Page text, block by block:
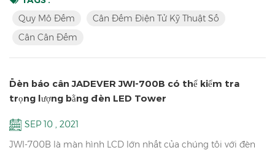
liệu trọng lượng tới PC EXCEL bằng phím U Bluetooth. Đặc
năng ACAI dẫn đến số lượng mảnh chính xác hơn bằng cách
tăng tr...
Quy Mô Đếm
Cân Đếm Điện Tử Kỹ Thuật Số
Cân Cân Đếm
Đèn báo cân JADEVER JWI-700B có thể kiểm tra
trọng lượng bằng đèn LED Tower
SEP 10 , 2021
JWI-700B là màn hình LCD lớn nhất của chúng tôi với đèn